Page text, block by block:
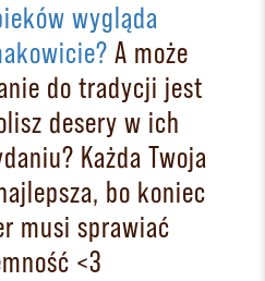
wygląda
A może
do tradycji jest
desery w ich
Każda Twoja
bo koniec
musi sprawiać
<3